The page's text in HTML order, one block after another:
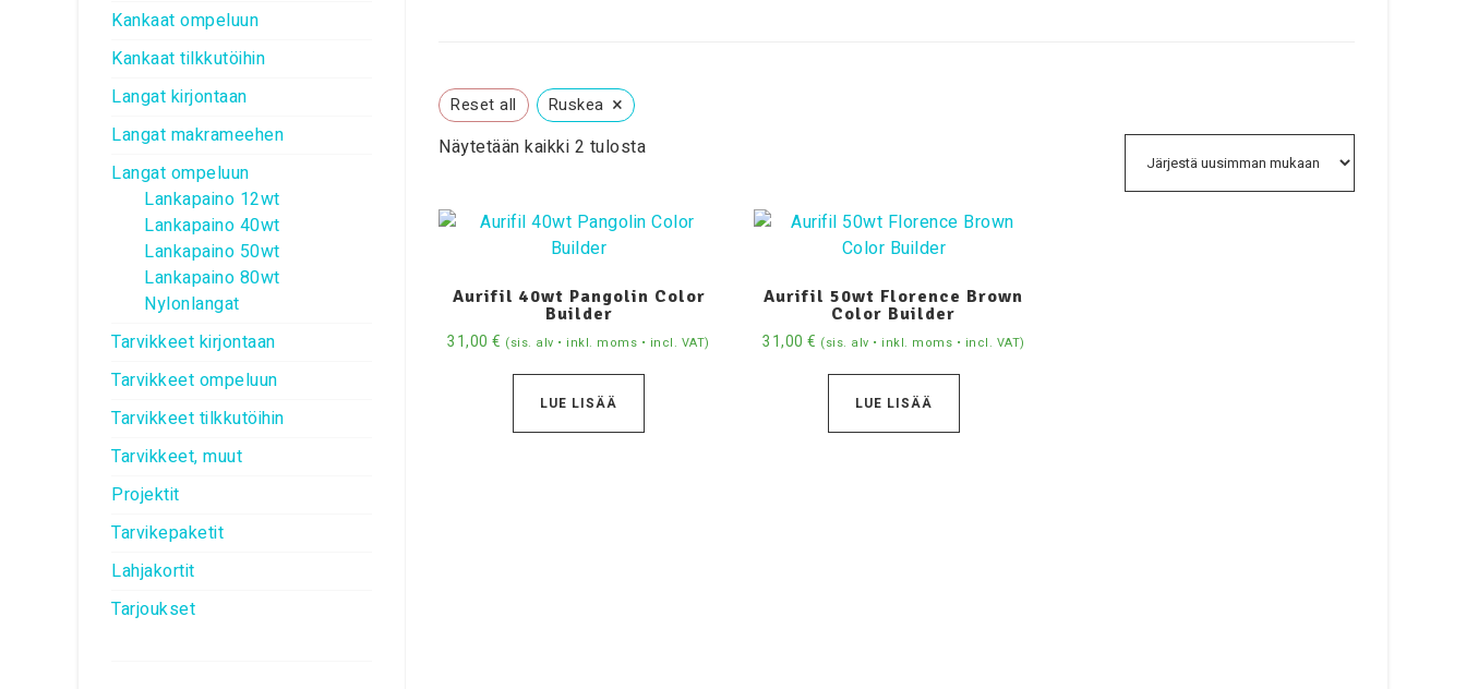
Reset all Ruskea ×
Näytetään kaikki 2 tulosta
Aurifil 40wt Pangolin Color
Builder
31,00€ (sis. alv • inkl. moms • incl. VAT)
LUE LISÄÄ
Aurifil 50wt Florence Brown
Color Builder
31,00€ (sis. alv • inkl. moms • incl. VAT)
LUE LISÄÄ
Kankaat ompeluun
Kankaat tilkkutöihin
Langat kirjontaan
Langat makrameehen
Langat ompeluun
Lankapaino 12wt
Lankapaino 40wt
Lankapaino 50wt
Lankapaino 80wt
Nylonlangat
Tarvikkeet kirjontaan
Tarvikkeet ompeluun
Tarvikkeet tilkkutöihin
Tarvikkeet, muut
Projektit
Tarvikepaketit
Lahjakortit
Tarjoukset